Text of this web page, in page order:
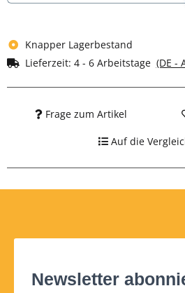
Knapper Lagerbestand
Lieferzeit: 4 - 6 Arbeitstage (DE -
Frage zum Artikel
Auf die